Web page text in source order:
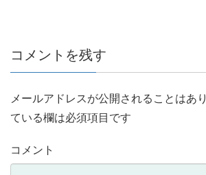
コメントを残す
メールアドレスが公開されることはあ
ている欄は必須項目です
コメント